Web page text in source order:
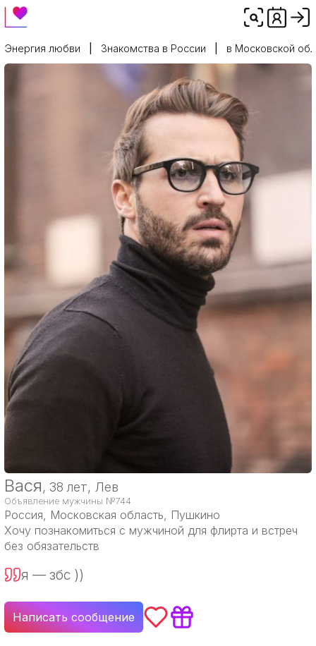
Энергия любви Знакомства в России в Московской
Вася, 38 лет, Лев
Объявление мужчины №744
Россия, Московская область, Пушкино
Хочу познакомиться с мужчиной для флирта и встреч
без обязательств
я — збс ))
Написать сообщение